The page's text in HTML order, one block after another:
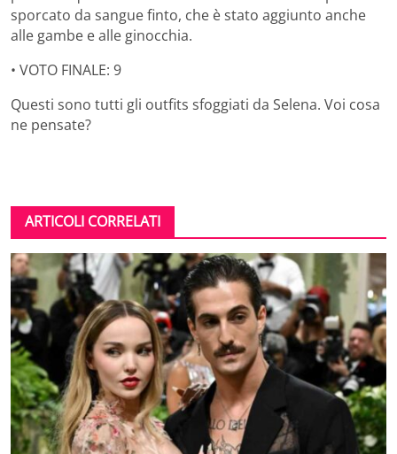
sporcato da sangue finto, che è stato aggiunto anche
alle gambe e alle ginocchia.
• VOTO FINALE: 9
Questi sono tutti gli outfits sfoggiati da Selena. Voi cosa
ne pensate?
ARTICOLI CORRELATI